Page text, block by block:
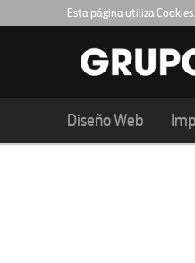
Esta página utiliza
Diseño Web